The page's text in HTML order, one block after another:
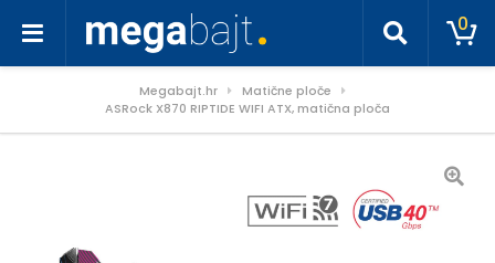
0
Megabajt.hr
Matične ploče
ASRock X870 RIPTIDE WIFI ATX, matična ploča